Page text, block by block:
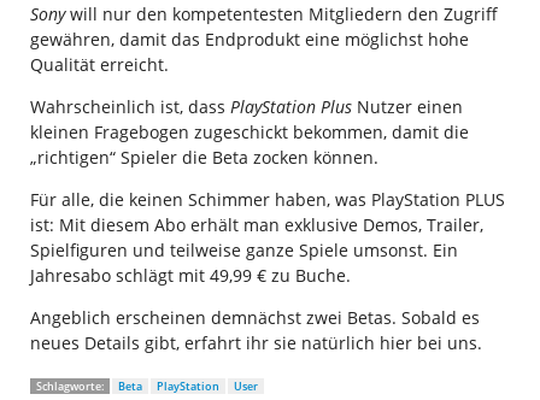
Sonywill nur den kompetentesten Mitgliedern den Zugriff
gewähren, damit das Endprodukt eine möglichst hohe
Qualität erreicht.
Wahrscheinlich ist, dass PlayStation Plus Nutzer einen
kleinen Fragebogen zugeschickt bekommen, damit die
„richtigen“ Spieler die Beta zocken können.
Für alle, die keinen Schimmer haben, was PlayStation PLUS
ist: Mit diesem Abo erhält man exklusive Demos, Trailer,
Spielfiguren und teilweise ganze Spiele umsonst. Ein
Jahresabo schlägt mit 49,99 € zu Buche.
Angeblich erscheinen demnächst zwei Betas. Sobald es
neues Details gibt, erfahrt ihr sie natürlich hier bei uns.
Schlagworte: Beta PlayStation
User